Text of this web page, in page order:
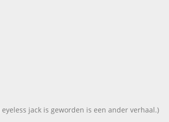
jack is geworden is een ander verhaal.)